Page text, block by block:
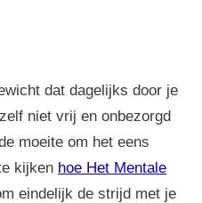
dat dagelijks door je
niet vrij en onbezorgd
moeite om het eens
kijken hoe Het Mentale
eindelijk de strijd met je